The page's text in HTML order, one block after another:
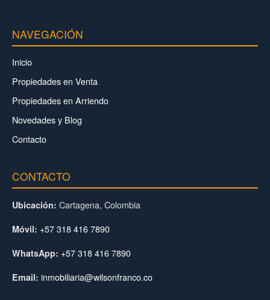
NAVEGACIÓN
Inicio
Propiedades en Venta
Propiedades en Arriendo
Novedades y Blog
Contacto
CONTACTO
Ubicación: Cartagena, Colombia
Móvil: +57 318 416 7890
WhatsApp: +57 318 416 7890
Email: inmobiliaria@wilsonfranco.co